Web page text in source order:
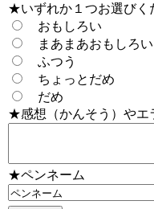
★いずれか１つお選びく
おもしろい
まあまあおもしろい
ふつう
ちょっとだめ
だめ
★感想（かんそう）やエ
★ペンネーム